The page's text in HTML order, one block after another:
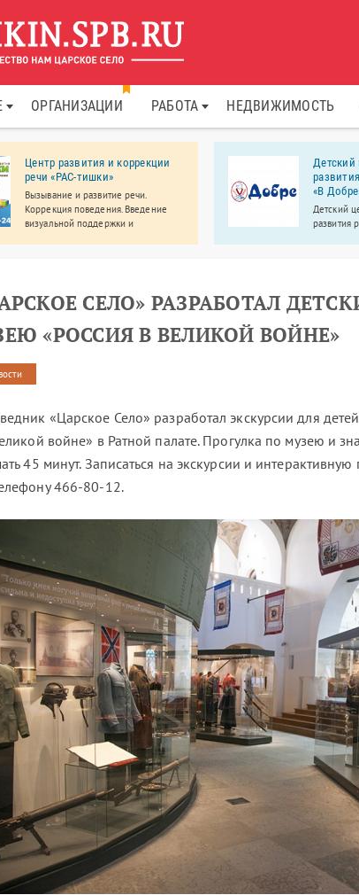
ОРГАНИЗАЦИИ РАБОТА НЕДВИЖИМОСТЬ
Центр развития и коррекции
речи «РАС-тишки»
Вызывание и развитие речи.
Коррекция поведения. Введение
визуальной поддержки и
Детский
«В
Детский
развития
СЕЛО» РАЗРАБОТАЛ
«РОССИЯ В ВЕЛИКОЙ ВОЙНЕ»
«Царское Село» разработал экскурсии для
войне» в Ратной палате. Прогулка по музею и
45 минут. Записаться на экскурсии и
466-80-12.